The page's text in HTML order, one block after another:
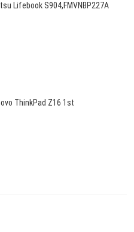
Lifebook S904,FMVNBP227A
ThinkPad Z16 1st